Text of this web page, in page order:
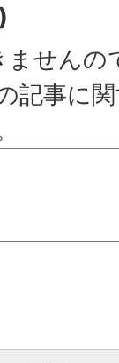
せんの
記事に